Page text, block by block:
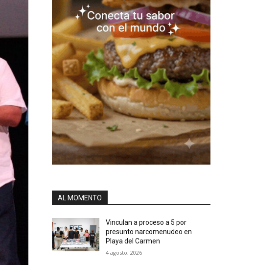
AL MOMENTO
Vinculan a proceso a 5 por
presunto narcomenudeo en
Playa del Carmen
4 agosto, 2026